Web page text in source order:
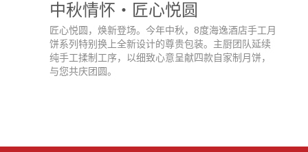
中秋情怀‧匠心悦圆
匠心悦圆，焕新登场。今年中秋，8度海逸酒店手工月
饼系列特别换上全新设计的尊贵包装。主厨团队延续
纯手工揉制工序，以细致心意呈献四款自家制月饼，
与您共庆团圆。